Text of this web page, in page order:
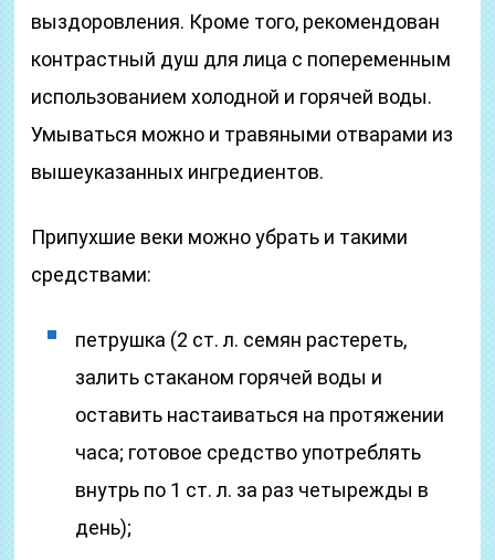
выздоровления. Кроме того, рекомендован
контрастный душ для лица с попеременным
использованием холодной и горячей воды.
Умываться можно и травяными отварами из
вышеуказанных ингредиентов.
Припухшие веки можно убрать и такими
средствами:
петрушка (2 ст. л. семян растереть,
залить стаканом горячей воды и
оставить настаиваться на протяжении
часа; готовое средство употреблять
внутрь по 1 ст. л. за раз четырежды в
день);